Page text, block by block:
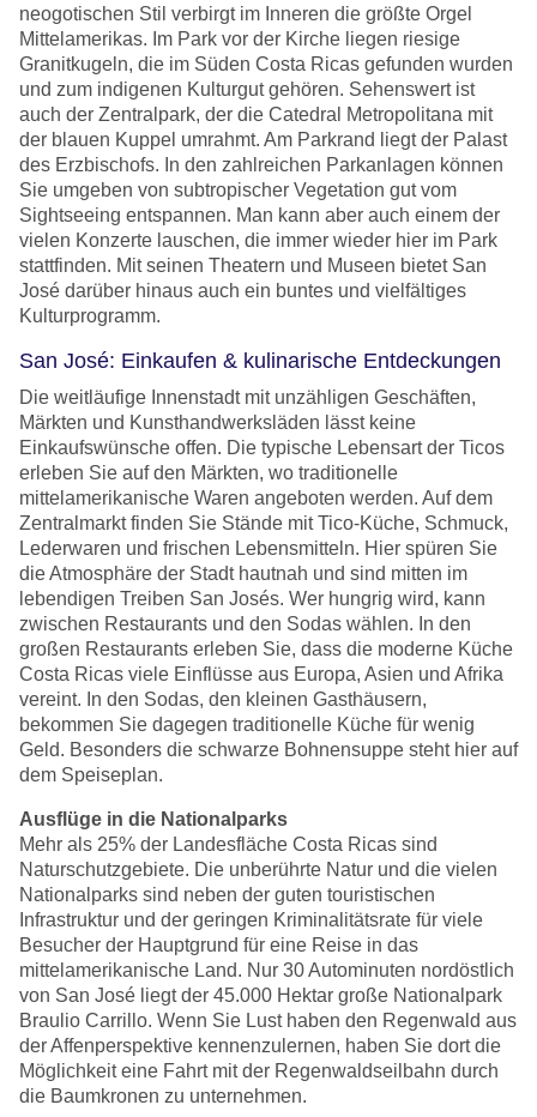
neogotischen Stil verbirgt im Inneren die größte Orgel
Mittelamerikas. Im Park vor der Kirche liegen riesige
Granitkugeln, die im Süden Costa Ricas gefunden wurden
und zum indigenen Kulturgut gehören. Sehenswert ist
auch der Zentralpark, der die Catedral Metropolitana mit
der blauen Kuppel umrahmt. Am Parkrand liegt der Palast
des Erzbischofs. In den zahlreichen Parkanlagen können
Sie umgeben von subtropischer Vegetation gut vom
Sightseeing entspannen. Man kann aber auch einem der
vielen Konzerte lauschen, die immer wieder hier im Park
stattfinden. Mit seinen Theatern und Museen bietet San
José darüber hinaus auch ein buntes und vielfältiges
Kulturprogramm.
San José: Einkaufen & kulinarische Entdeckungen
Die weitläufige Innenstadt mit unzähligen Geschäften,
Märkten und Kunsthandwerksläden lässt keine
Einkaufswünsche offen. Die typische Lebensart der Ticos
erleben Sie auf den Märkten, wo traditionelle
mittelamerikanische Waren angeboten werden. Auf dem
Zentralmarkt finden Sie Stände mit Tico-Küche, Schmuck,
Lederwaren und frischen Lebensmitteln. Hier spüren Sie
die Atmosphäre der Stadt hautnah und sind mitten im
lebendigen Treiben San Josés. Wer hungrig wird, kann
zwischen Restaurants und den Sodas wählen. In den
großen Restaurants erleben Sie, dass die moderne Küche
Costa Ricas viele Einflüsse aus Europa, Asien und Afrika
vereint. In den Sodas, den kleinen Gasthäusern,
bekommen Sie dagegen traditionelle Küche für wenig
Geld. Besonders die schwarze Bohnensuppe steht hier auf
dem Speiseplan.
Ausflüge in die Nationalparks
Mehr als 25% der Landesfläche Costa Ricas sind
Naturschutzgebiete. Die unberührte Natur und die vielen
Nationalparks sind neben der guten touristischen
Infrastruktur und der geringen Kriminalitätsrate für viele
Besucher der Hauptgrund für eine Reise in das
mittelamerikanische Land. Nur 30 Autominuten nordöstlich
von San José liegt der 45.000 Hektar große Nationalpark
Braulio Carrillo. Wenn Sie Lust haben den Regenwald aus
der Affenperspektive kennenzulernen, haben Sie dort die
Möglichkeit eine Fahrt mit der Regenwaldseilbahn durch
die Baumkronen zu unternehmen.